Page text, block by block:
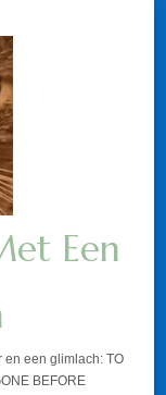
Een
en een glimlach: TO
BEFORE